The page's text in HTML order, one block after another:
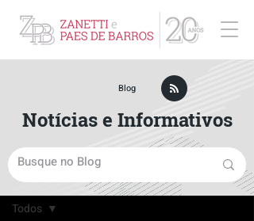
Post
Todos
Blog
Notícias e Informativos